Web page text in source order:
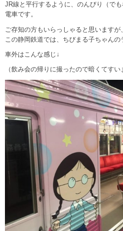
JR線と平行するように、のんびり（で
電車です。
ご存知の方もいらっしゃると思いますが、
この静岡鉄道では、ちびまる子ちゃんの
車外はこんな感じ↓
（飲み会の帰りに撮ったので暗くてすい